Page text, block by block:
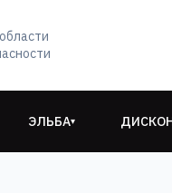
ЭЛЬБА▾